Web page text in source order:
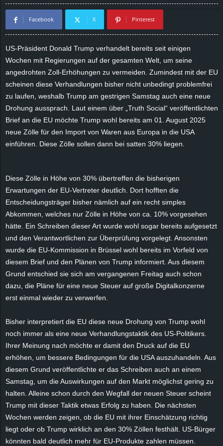
Facebook X Pinterest
US-Präsident Donald Trump verhandelt bereits seit einigen
Wochen mit Regierungen auf der gesamten Welt, um seine
angedrohten Zoll-Erhöhungen zu vermeiden. Zumindest mit der EU
scheinen diese Verhandlungen bisher nicht unbedingt problemfrei
zu laufen, weshalb Trump am gestrigen Samstag auch eine neue
Drohung aussprach. Laut einem über „Truth Social“ veröffentlichten
Brief an die EU möchte Trump wohl bereits am 01. August 2025
neue Zölle für den Import von Waren aus Europa in die USA
einführen. Diese Zölle sollen dann bei satten 30% liegen.
Diese Zölle in Höhe von 30% übertreffen die bisherigen
Erwartungen der EU-Vertreter deutlich. Dort hofften die
Entscheidungsträger bisher nämlich auf ein recht simples
Abkommen, welches nur Zölle in Höhe von ca. 10% vorgesehen
hätte. Ein Schreiben dieser Art wurde wohl sogar bereits aufgesetzt
und den Verantwortlichen zur Überprüfung vorgelegt. Ansonsten
wurde die EU-Kommission in Brüssel wohl bereits im Vorfeld von
diesem Brief und den Plänen von Trump informiert. Aus diesem
Grund entschied sie sich am vergangenen Freitag auch schon
dazu, die Pläne für eine neue Steuer auf große Digitalkonzerne
erst einmal wieder zu verwerfen.
Bisher interpretiert die EU diese neue Drohung von Trump wohl
noch immer als eine neue Verhandlungstaktik des US-Politikers.
Ihrer Meinung nach möchte er damit den Druck auf die EU
erhöhen, um bessere Bedingungen für die USA auszuhandeln. Aus
diesem Grund veröffentlichte er das Schreiben auch an einem
Samstag, um die Auswirkungen auf den Markt möglichst gering zu
halten. Alleine schon durch den Wegfall der neuen Steuer scheint
Trump mit dieser Taktik etwas Erfolg zu haben. Die nächsten
Wochen werden zeigen, ob die EU mit ihrer Einschätzung richtig
liegt oder ob Trump wirklich an den 30% Zöllen festhält. US-Bürger
könnten bald deutlich mehr für EU-Produkte zahlen müssen.